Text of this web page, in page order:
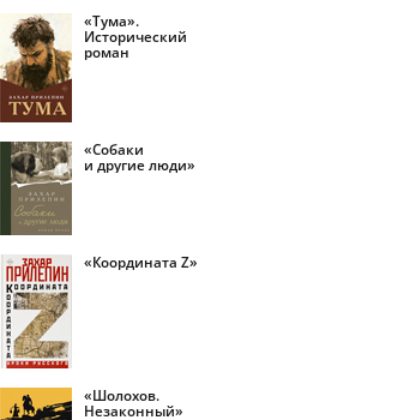
«Тума».
Исторический
роман
«Собаки
и другие люди»
«Координата Z»
«Шолохов.
Незаконный»